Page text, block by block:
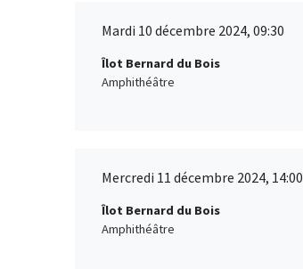
Mardi 10 décembre 2024, 09:30
Îlot Bernard du Bois
Amphithéâtre
Mercredi 11 décembre 2024, 14:00
Îlot Bernard du Bois
Amphithéâtre